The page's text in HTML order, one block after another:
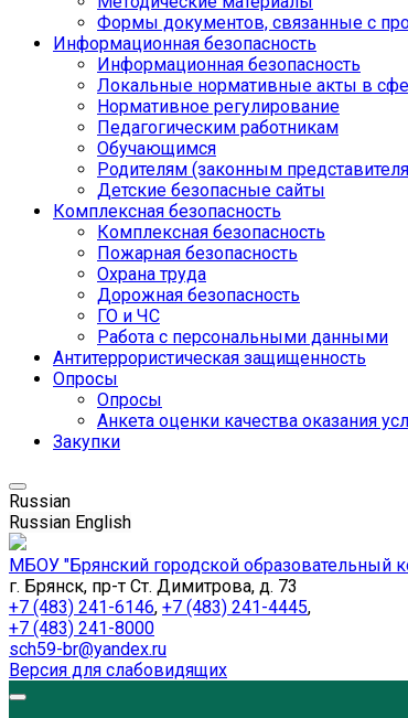
Формы документов, связанные с
Информационная безопасность
Информационная безопасность
Локальные нормативные акты в
Нормативное регулирование
Педагогическим работникам
Обучающимся
Родителям (законным
Детские безопасные сайты
Комплексная безопасность
Комплексная безопасность
Пожарная безопасность
Охрана труда
Дорожная безопасность
ГО и ЧС
Работа с персональными данными
Антитеррористическая защищенность
Опросы
Опросы
Анкета оценки качества оказания
Закупки
Russian
Russian English
МБОУ "Брянский городской образовательный
г. Брянск, пр-т Ст. Димитрова, д. 73
+7 (483) 241-6146, +7 (483) 241-4445,
+7 (483) 241-8000
sch59-br@yandex.ru
Версия для слабовидящих